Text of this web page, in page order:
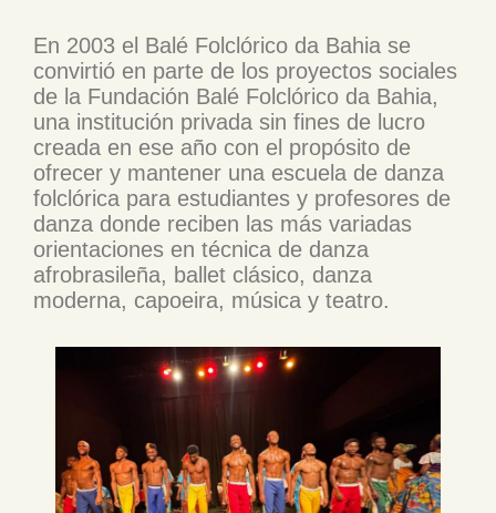
En 2003 el Balé Folclórico da Bahia se
convirtió en parte de los proyectos sociales
de la Fundación Balé Folclórico da Bahia,
una institución privada sin fines de lucro
creada en ese año con el propósito de
ofrecer y mantener una escuela de danza
folclórica para estudiantes y profesores de
danza donde reciben las más variadas
orientaciones en técnica de danza
afrobrasileña, ballet clásico, danza
moderna, capoeira, música y teatro.